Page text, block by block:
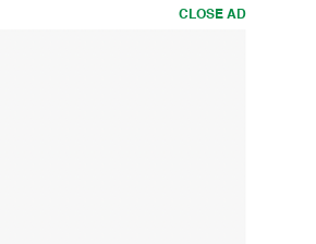
CLOSE AD